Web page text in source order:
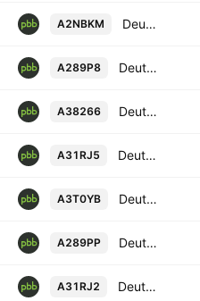
A2NBKM Deutsche Pfandbriefbank AG 0.765% 12-SEP-2036
A289P8 Deutsche Pfandbriefbank AG 1.02% 29-JUL-2030
A38266 Deutsche Pfandbriefbank AG 3.25% 01-SEP-2028
A31RJ5 Deutsche Pfandbriefbank AG 3.15% 30-JAN-2034
A3T0YB Deutsche Pfandbriefbank AG 0.92% 26-JAN-2035
A289PP Deutsche Pfandbriefbank AG 0.613% 30-SEP-2032
A31RJ2 Deutsche Pfandbriefbank AG 3.006% 14-DEC-2033